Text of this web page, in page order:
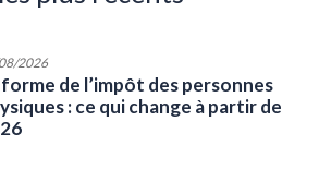
2026
de l’impôt des personnes
: ce qui change à partir de